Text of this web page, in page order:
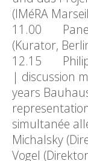
(IMéRA
11.00 Panel-
(Kurator,
12.15
| discussion
years
simultanée
Michalsky
Vogel